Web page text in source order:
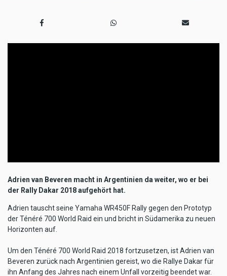
Adrien van Beveren macht in Argentinien da weiter, wo er bei
der Rally Dakar 2018 aufgehört hat.
Adrien tauscht seine Yamaha WR450F Rally gegen den Prototyp
der Ténéré 700 World Raid ein und bricht in Südamerika zu neuen
Horizonten auf.
Um den Ténéré 700 World Raid 2018 fortzusetzen, ist Adrien van
Beveren zurück nach Argentinien gereist, wo die Rallye Dakar für
ihn Anfang des Jahres nach einem Unfall vorzeitig beendet war.